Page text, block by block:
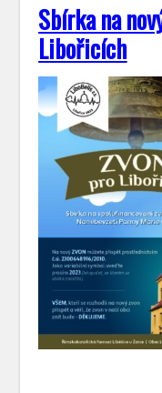
Sbírka na
Libořicích